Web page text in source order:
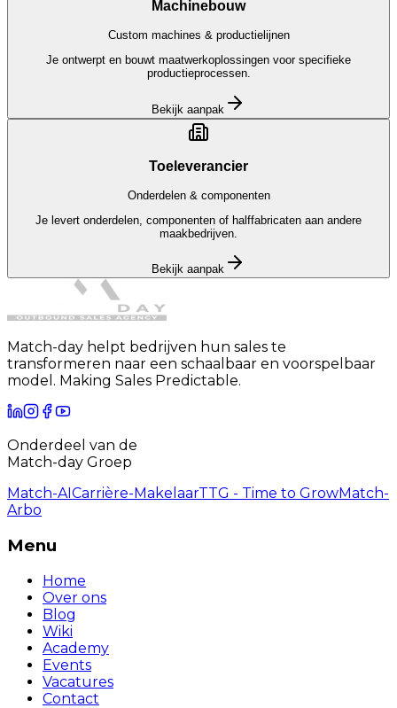
Machinebouw
Custom machines & productielijnen
Je ontwerpt en bouwt maatwerkoplossingen voor specifieke
productieprocessen.
Bekijk aanpak
Toeleverancier
Onderdelen & componenten
Je levert onderdelen, componenten of halffabricaten aan andere
maakbedrijven.
Bekijk aanpak
Match-day helpt bedrijven hun sales te
transformeren naar een schaalbaar en voorspelbaar
model. Making Sales Predictable.
Onderdeel van de
Match-day Groep
Match-AI Carrière-MakelaarTTG - Time to GrowMatch-
Arbo
Menu
Home
Over ons
Blog
Wiki
Academy
Events
Vacatures
Contact